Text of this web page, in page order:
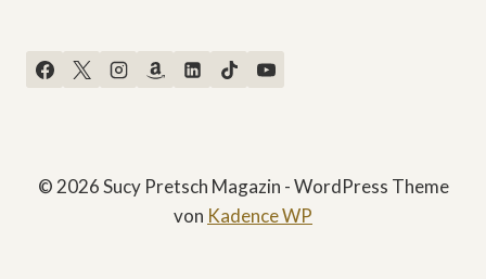
© 2026 Sucy Pretsch Magazin - WordPress Theme
von Kadence WP